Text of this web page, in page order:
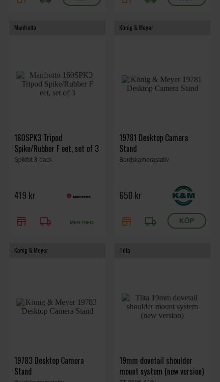
Manfrotto
160SPK3 Tripod
Spike/Rubber F eet, set of 3
Spikfot 3-pack
419 kr
store local_shipping MER INFO
König & Meyer
19781 Desktop Camera
Stand
Bordskamerastativ
650 kr
store local_shipping
König & Meyer
19783 Desktop Camera
Stand
Tilta
19mm dovetail shoulder
mount system (new version)